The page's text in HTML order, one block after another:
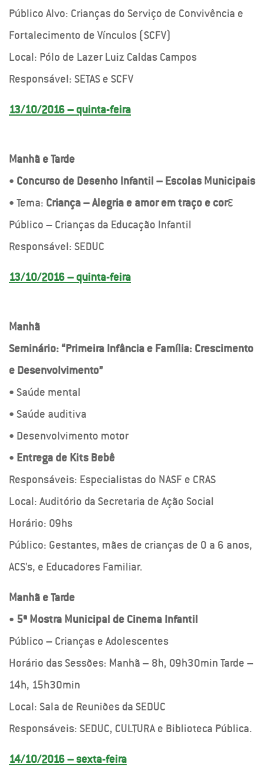
Público Alvo: Crianças do Serviço de Convivência e
Fortalecimento de Vínculos (SCFV)
Local: Pólo de Lazer Luiz Caldas Campos
Responsável: SETAS e SCFV
13/10/2016 – quinta-feira
Manhã e Tarde
• Concurso de Desenho Infantil – Escolas Municipais
• Tema: Criança – Alegria e amor em traço e cor…
Público – Crianças da Educação Infantil
Responsável: SEDUC
13/10/2016 – quinta-feira
Manhã
Seminário: “Primeira Infância e Família: Crescimento
e Desenvolvimento”
• Saúde mental
• Saúde auditiva
• Desenvolvimento motor
• Entrega de Kits Bebê
Responsáveis: Especialistas do NASF e CRAS
Local: Auditório da Secretaria de Ação Social
Horário: 09hs
Público: Gestantes, mães de crianças de 0 a 6 anos,
ACS’s, e Educadores Familiar.
Manhã e Tarde
• 5ª Mostra Municipal de Cinema Infantil
Público – Crianças e Adolescentes
Horário das Sessões: Manhã – 8h, 09h30min Tarde –
14h, 15h30min
Local: Sala de Reuniões da SEDUC
Responsáveis: SEDUC, CULTURA e Biblioteca Pública.
14/10/2016 – sexta-feira